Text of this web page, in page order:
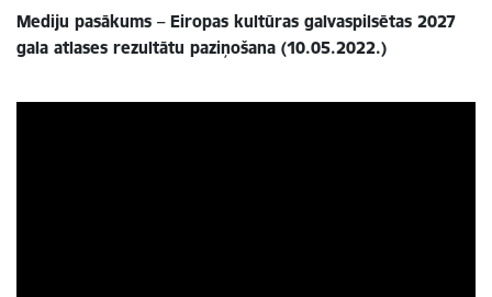
Mediju pasākums – Eiropas kultūras galvaspilsētas 2027
gala atlases rezultātu paziņošana (10.05.2022.)